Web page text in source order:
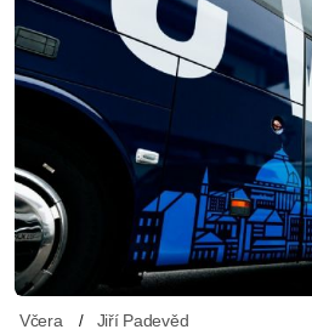
Včera Jiří Padevěd